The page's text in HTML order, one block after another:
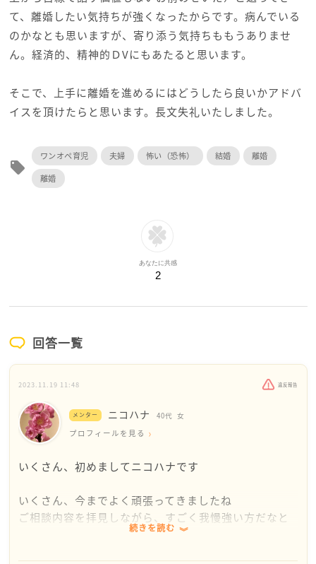
て、離婚したい気持ちが強くなったからです。病んでいる
のかなとも思いますが、寄り添う気持ちももうありませ
ん。経済的、精神的ＤVにもあたると思います。
そこで、上手に離婚を進めるにはどうしたら良いかアドバ
イスを頂けたらと思います。長文失礼いたしました。
local_offer
ワンオペ育児 夫婦 怖い（恐怖） 結婚
離婚
離婚
あなたに共感
2
回答一覧
2023.11.19 11:48 違反報告
メンター ニコハナ 40代 女
プロフィールを見る
いくさん、初めましてニコハナです
いくさん、今までよく頑張ってきましたね
ご相談内容を拝見しながら、すごく我慢強い方だなと
思ってしまうほどのご主人との関係
続きを読む